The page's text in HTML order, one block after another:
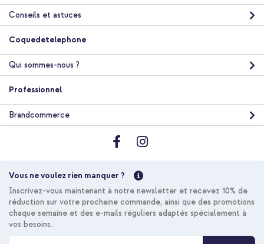
Conseils et astuces
Coquedetelephone
Qui sommes-nous ?
Professionnel
Brandcommerce
Vous ne voulez rien manquer ?
Inscrivez-vous maintenant à notre newsletter et recevez 10% de
réduction sur votre prochaine commande, ainsi que des promotions
chaque semaine et des e-mails réguliers adaptés spécialement à
vos besoins.